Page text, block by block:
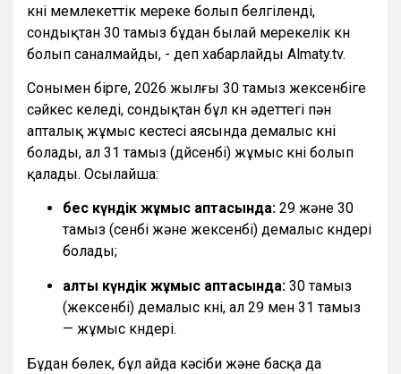
күні мемлекеттік мереке болып белгіленді,
сондықтан 30 тамыз бұдан былай мерекелік күн
болып саналмайды, - деп хабарлайды Almaty.tv.
Сонымен бірге, 2026 жылғы 30 тамыз жексенбіге
сәйкес келеді, сондықтан бұл күн әдеттегі пән
апталық жұмыс кестесі аясында демалыс күні
болады, ал 31 тамыз (дүйсенбі) жұмыс күні болып
қалады. Осылайша:
бес күндік жұмыс аптасында: 29 және 30
тамыз (сенбі және жексенбі) демалыс күндері
болады;
алты күндік жұмыс аптасында: 30 тамыз
(жексенбі) демалыс күні, ал 29 мен 31 тамыз
— жұмыс күндері.
Бұдан бөлек, бұл айда кәсіби және басқа да